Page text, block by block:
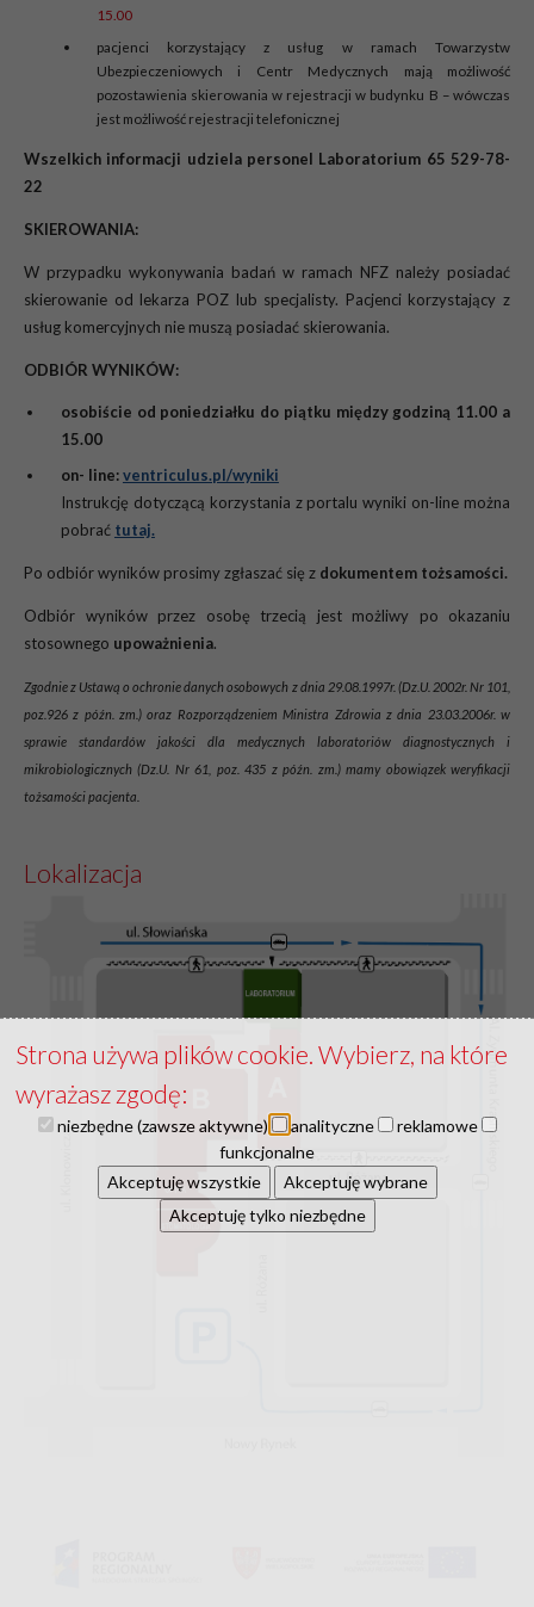
15.00
pacjenci korzystający z usług w ramach Towarzystw
Ubezpieczeniowych i Centr Medycznych mają możliwość
pozostawienia skierowania w rejestracji w budynku B – wówczas
jest możliwość rejestracji telefonicznej
Wszelkich informacji udziela personel Laboratorium 65 529-78-
22
SKIEROWANIA:
W przypadku wykonywania badań w ramach NFZ należy posiadać
skierowanie od lekarza POZ lub specjalisty. Pacjenci korzystający z
usług komercyjnych nie muszą posiadać skierowania.
ODBIÓR WYNIKÓW:
osobiście od poniedziałku do piątku między godziną 11.00 a
15.00
on- line:ventriculus.pl/wyniki
Instrukcję dotyczącą korzystania z portalu wyniki on-line można
pobrać tutaj.
Po odbiór wyników prosimy zgłaszać się z dokumentem tożsamości.
Odbiór wyników przez osobę trzecią jest możliwy po okazaniu
stosownego upoważnienia.
Zgodnie z Ustawą o ochronie danych osobowych z dnia 29.08.1997r. (Dz.U. 2002r. Nr 101,
poz.926 z późn. zm.) oraz Rozporządzeniem Ministra Zdrowia z dnia 23.03.2006r. w
sprawie standardów jakości dla medycznych laboratoriów diagnostycznych i
mikrobiologicznych (Dz.U. Nr 61, poz. 435 z późn. zm.) mamy obowiązek weryfikacji
tożsamości pacjenta.
Lokalizacja
Strona używa plików cookie. Wybierz, na które
wyrażasz zgodę:
niezbędne (zawsze aktywne) analityczne
reklamowe
funkcjonalne
Akceptuję wszystkie
Akceptuję wybrane
Akceptuję tylko niezbędne